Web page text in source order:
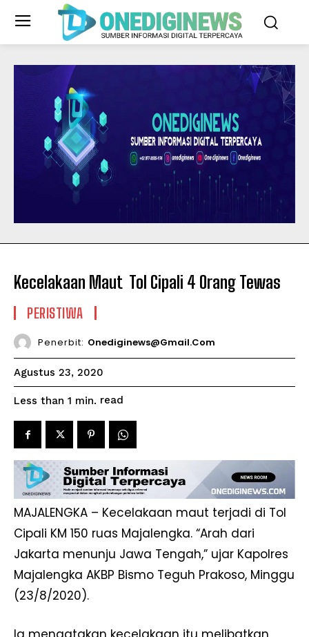
Kecelakaan Maut Tol Cipali 4 Orang Tewas
PERISTIWA
Penerbit: Onediginews@gmail.com
Agustus 23, 2020
Less than 1 min. read
MAJALENGKA – Kecelakaan maut terjadi di Tol
Cipali KM 150 ruas Majalengka. “Arah dari
Jakarta menunju Jawa Tengah,” ujar Kapolres
Majalengka AKBP Bismo Teguh Prakoso, Minggu
(23/8/2020).